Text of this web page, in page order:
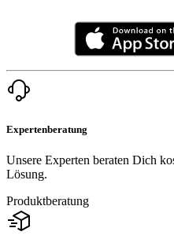
Expertenberatung
Unsere Experten beraten Dich
Lösung.
Produktberatung